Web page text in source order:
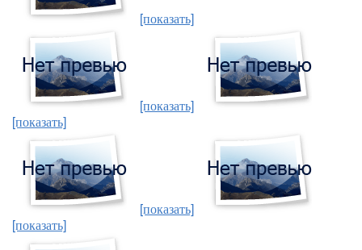
[показать]
[показать]
[показать]
[показать]
[показать]